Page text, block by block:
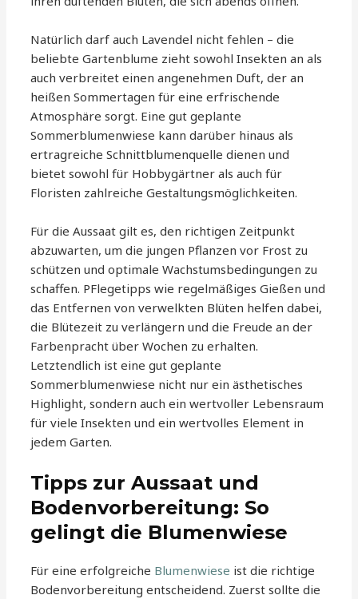
Natürlich darf auch Lavendel nicht fehlen – die
beliebte Gartenblume zieht sowohl Insekten an als
auch verbreitet einen angenehmen Duft, der an
heißen Sommertagen für eine erfrischende
Atmosphäre sorgt. Eine gut geplante
Sommerblumenwiese kann darüber hinaus als
ertragreiche Schnittblumenquelle dienen und
bietet sowohl für Hobbygärtner als auch für
Floristen zahlreiche Gestaltungsmöglichkeiten.
Für die Aussaat gilt es, den richtigen Zeitpunkt
abzuwarten, um die jungen Pflanzen vor Frost zu
schützen und optimale Wachstumsbedingungen zu
schaffen. PFlegetipps wie regelmäßiges Gießen und
das Entfernen von verwelkten Blüten helfen dabei,
die Blütezeit zu verlängern und die Freude an der
Farbenpracht über Wochen zu erhalten.
Letztendlich ist eine gut geplante
Sommerblumenwiese nicht nur ein ästhetisches
Highlight, sondern auch ein wertvoller Lebensraum
für viele Insekten und ein wertvolles Element in
jedem Garten.
Tipps zur Aussaat und
Bodenvorbereitung: So
gelingt die Blumenwiese
Für eine erfolgreiche Blumenwiese ist die richtige
Bodenvorbereitung entscheidend. Zuerst sollte die